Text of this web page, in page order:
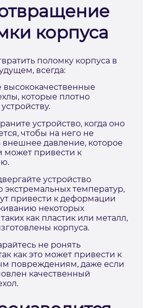
корпуса
поломку корпуса в
всегда:
высококачественные
которые плотно
устройство, когда оно
чтобы на него не
внешнее давление, которое
может привести к
устройство
экстремальных температур,
привести к деформации
некоторых
как пластик или металл,
корпуса.
не ронять
как это может привести к
повреждениям, даже если
качественный